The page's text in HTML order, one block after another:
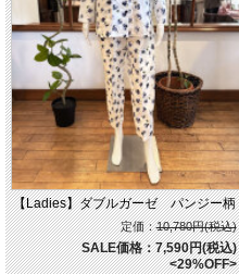
【Ladies】ダブルガーゼ パンジー柄
定価：10,780円(税込)
SALE価格：7,590円(税込)
<29%OFF>